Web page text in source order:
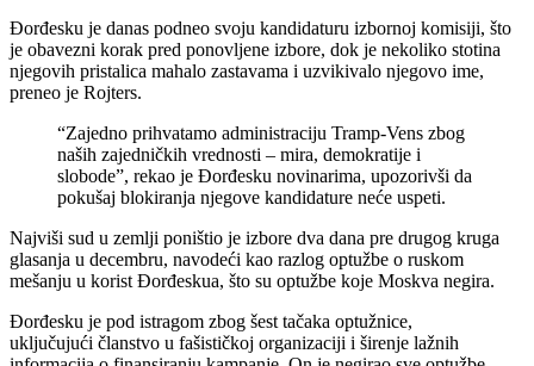
Đorđesku je danas podneo svoju kandidaturu izbornoj komisiji, što
je obavezni korak pred ponovljene izbore, dok je nekoliko stotina
njegovih pristalica mahalo zastavama i uzvikivalo njegovo ime,
preneo je Rojters.
“Zajedno prihvatamo administraciju Tramp-Vens zbog
naših zajedničkih vrednosti – mira, demokratije i
slobode”, rekao je Đorđesku novinarima, upozorivši da
pokušaj blokiranja njegove kandidature neće uspeti.
Najviši sud u zemlji poništio je izbore dva dana pre drugog kruga
glasanja u decembru, navodeći kao razlog optužbe o ruskom
mešanju u korist Đorđeskua, što su optužbe koje Moskva negira.
Đorđesku je pod istragom zbog šest tačaka optužnice,
uključujući članstvo u fašističkoj organizaciji i širenje lažnih